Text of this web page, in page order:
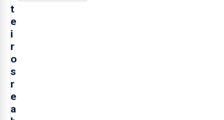
t
e
i
r
o
s
r
e
a